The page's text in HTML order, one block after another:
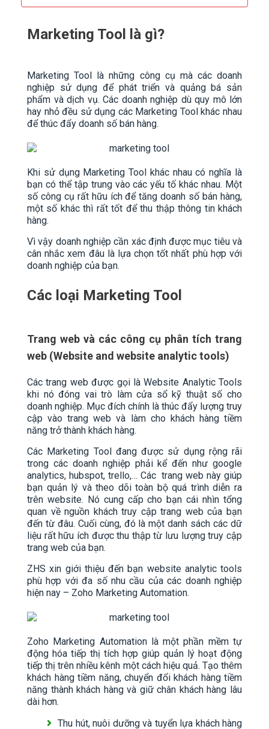
Marketing Tool là gì?
Marketing Tool là những công cụ mà các doanh
nghiệp sử dụng để phát triển và quảng bá sản
phẩm và dịch vụ. Các doanh nghiệp dù quy mô lớn
hay nhỏ đều sử dụng các Marketing Tool khác nhau
để thúc đẩy doanh số bán hàng.
Khi sử dụng Marketing Tool khác nhau có nghĩa là
bạn có thể tập trung vào các yếu tố khác nhau. Một
số công cụ rất hữu ích để tăng doanh số bán hàng,
một số khác thì rất tốt để thu thập thông tin khách
hàng.
Vì vậy doanh nghiệp cần xác định được mục tiêu và
cân nhắc xem đâu là lựa chọn tốt nhất phù hợp với
doanh nghiệp của bạn.
Các loại Marketing Tool
Trang web và các công cụ phân tích trang
web (Website and website analytic tools)
Các trang web được gọi là Website Analytic Tools
khi nó đóng vai trò làm cửa sổ kỹ thuật số cho
doanh nghiệp. Mục đích chính là thúc đẩy lượng truy
cập vào trang web và làm cho khách hàng tiềm
năng trở thành khách hàng.
Các Marketing Tool đang được sử dụng rộng rãi
trong các doanh nghiệp phải kể đến như google
analytics, hubspot, trello,… Các trang web này giúp
bạn quản lý và theo dõi toàn bộ quá trình diễn ra
trên website. Nó cung cấp cho bạn cái nhìn tổng
quan về nguồn khách truy cập trang web của bạn
đến từ đâu. Cuối cùng, đó là một danh sách các dữ
liệu rất hữu ích được thu thập từ lưu lượng truy cập
trang web của bạn.
ZHS xin giới thiệu đến bạn website analytic tools
phù hợp với đa số nhu cầu của các doanh nghiệp
hiện nay – Zoho Marketing Automation.
Zoho Marketing Automation là một phần mềm tự
động hóa tiếp thị tích hợp giúp quản lý hoạt động
tiếp thị trên nhiều kênh một cách hiệu quả. Tạo thêm
khách hàng tiềm năng, chuyển đổi khách hàng tiềm
năng thành khách hàng và giữ chân khách hàng lâu
dài hơn.
Thu hút, nuôi dưỡng và tuyển lựa khách hàng